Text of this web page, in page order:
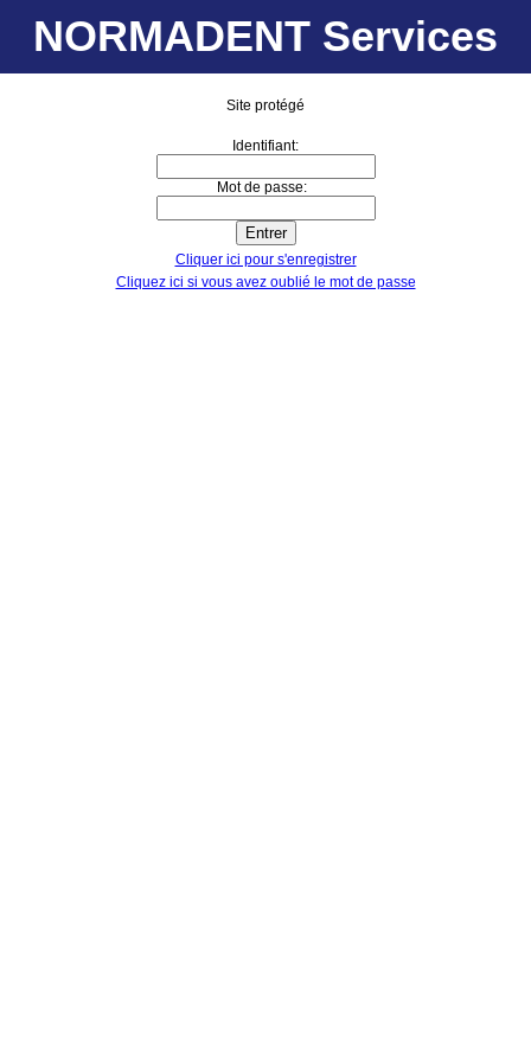
NORMADENT Services
Site protégé
Identifiant:
Mot de passe:
Cliquer ici pour s'enregistrer
Cliquez ici si vous avez oublié le mot de passe